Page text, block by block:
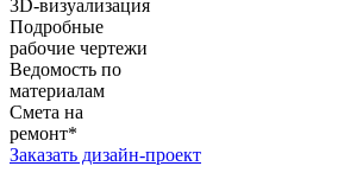
3D-визуализация
Подробные
рабочие чертежи
Ведомость по
материалам
Смета на
ремонт*
Заказать дизайн-проект